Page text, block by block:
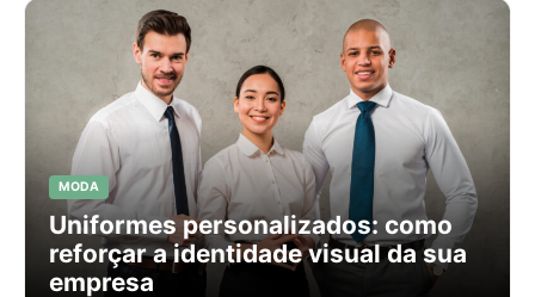
MODA
Uniformes personalizados: como
reforçar a identidade visual da sua
empresa